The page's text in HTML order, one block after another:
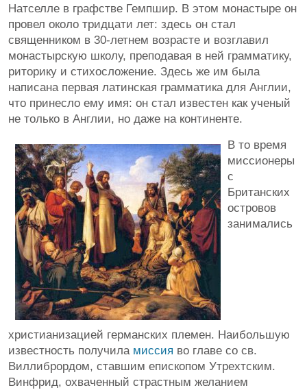
Натселле в графстве Гемпшир. В этом монастыре он
провел около тридцати лет: здесь он стал
священником в 30-летнем возрасте и возглавил
монастырскую школу, преподавая в ней грамматику,
риторику и стихосложение. Здесь же им была
написана первая латинская грамматика для Англии,
что принесло ему имя: он стал известен как ученый
не только в Англии, но даже на континенте.
В то время
миссионеры
с
Британских
островов
занимались
христианизацией германских племен. Наибольшую
известность получила миссия во главе со св.
Виллибрордом, ставшим епископом Утрехтским.
Винфрид, охваченный страстным желанием